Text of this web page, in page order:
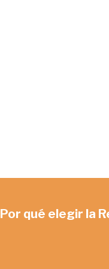
Por qué elegir la